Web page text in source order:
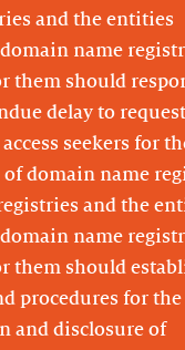
and the entities
name
them should
delay to
seekers for
of domain name
and the
name
them should
procedures for the
and disclosure of